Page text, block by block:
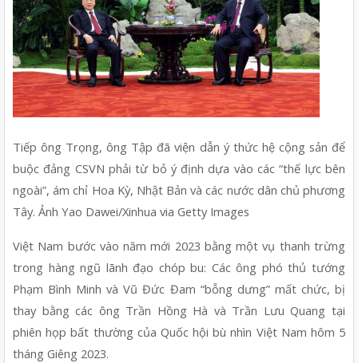
Tiếp ông Trọng, ông Tập đã viện dẫn ý thức hệ cộng sản để
buộc đảng CSVN phải từ bỏ ý định dựa vào các “thế lực bên
ngoài”, ám chỉ Hoa Kỳ, Nhật Bản và các nước dân chủ phương
Tây. Ảnh Yao Dawei/Xinhua via Getty Images
Việt Nam bước vào năm mới 2023 bằng một vụ thanh trừng
trong hàng ngũ lãnh đạo chóp bu: Các ông phó thủ tướng
Phạm Bình Minh và Vũ Đức Đam “bỗng dưng” mất chức, bị
thay bằng các ông Trần Hồng Hà và Trần Lưu Quang tại
phiên họp bất thường của Quốc hội bù nhìn Việt Nam hôm 5
tháng Giêng 2023.